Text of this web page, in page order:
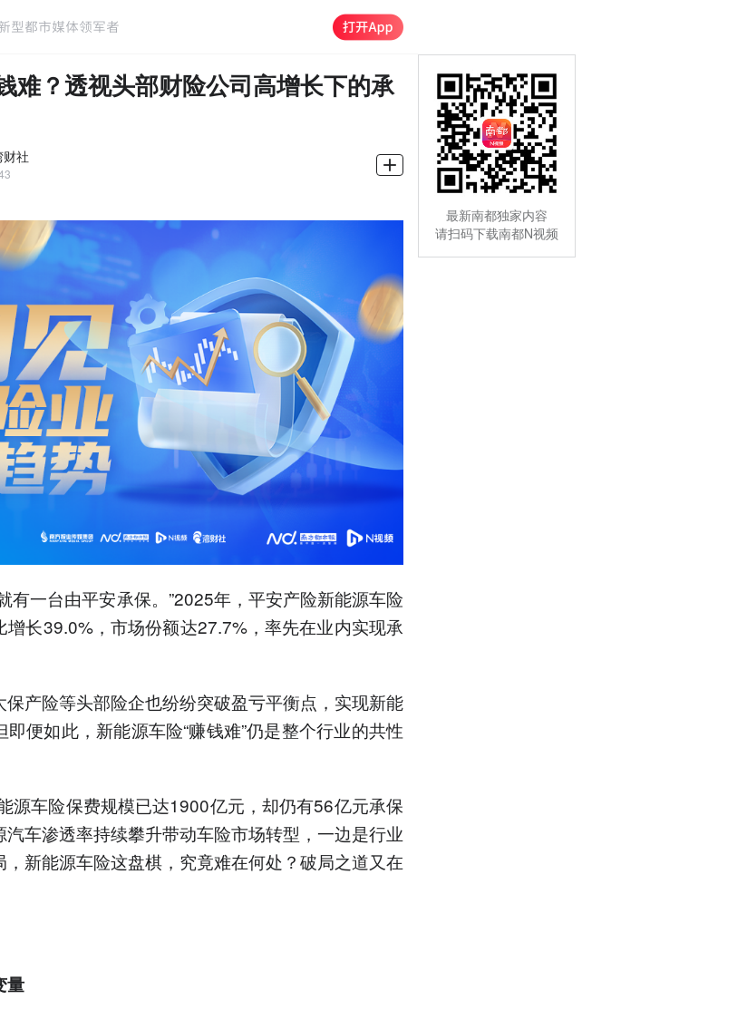
难？透视头部财险公司高增长下的承
财社
有一台由平安承保。”2025年，平安产险新能源车险
增长39.0%，市场份额达27.7%，率先在业内实现承
保产险等头部险企也纷纷突破盈亏平衡点，实现新能
便如此，新能源车险“赚钱难”仍是整个行业的共性
源车险保费规模已达1900亿元，却仍有56亿元承保
车渗透率持续攀升带动车险市场转型，一边是行业
新能源车险这盘棋，究竟难在何处？破局之道又在
量
最新南都独家内容
请扫码下载南都N视频